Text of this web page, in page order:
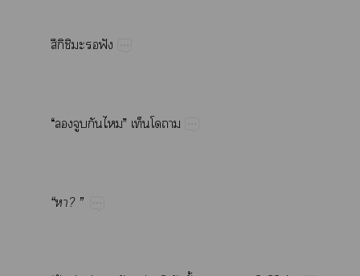
ึิ​​​ฟั
“​​​​”​​
“​?​”